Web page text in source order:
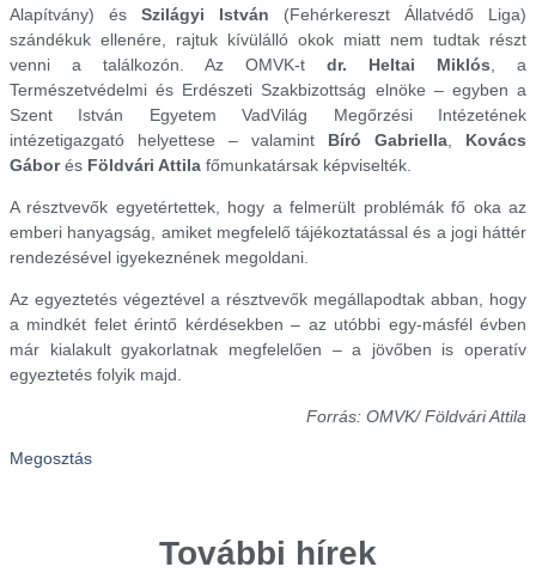
Alapítvány) és Szilágyi István (Fehérkereszt Állatvédő Liga)
szándékuk ellenére, rajtuk kívülálló okok miatt nem tudtak részt
venni a találkozón. Az OMVK-t dr. Heltai Miklós , a
Természetvédelmi és Erdészeti Szakbizottság elnöke – egyben a
Szent István Egyetem VadVilág Megőrzési Intézetének
intézetigazgató helyettese – valamint Bíró Gabriella
Kovács
Gáborés Földvári Attila főmunkatársak képviselték.
A résztvevők egyetértettek, hogy a felmerült problémák fő oka az
emberi hanyagság, amiket megfelelő tájékoztatással és a jogi háttér
rendezésével igyekeznének megoldani.
Az egyeztetés végeztével a résztvevők megállapodtak abban, hogy
a mindkét felet érintő kérdésekben – az utóbbi egy-másfél évben
már kialakult gyakorlatnak megfelelően – a jövőben is operatív
egyeztetés folyik majd.
Forrás: OMVK/ Földvári Attila
Megosztás
További hírek